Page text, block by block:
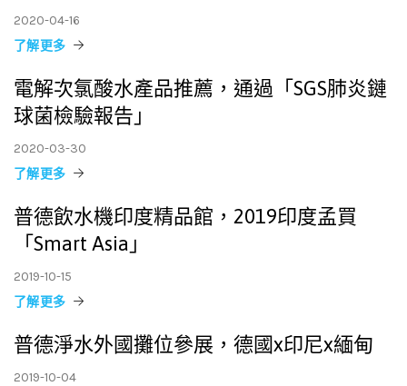
2020-04-16
了解更多
電解次氯酸水產品推薦，通過「SGS肺炎鏈
球菌檢驗報告」
2020-03-30
了解更多
普德飲水機印度精品館，2019印度孟買
「Smart Asia」
2019-10-15
了解更多
普德淨水外國攤位參展，德國x印尼x緬甸
2019-10-04